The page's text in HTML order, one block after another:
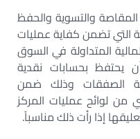
المقاصة والتسوية والحفظ
التي تضمن كفاية عمليات
المتداولة في السوق
يحتفظ بحسابات نقدية
الصفقات وذلك ضمن
من لوائح عمليات المركز
إذا رأت ذلك مناسباً.